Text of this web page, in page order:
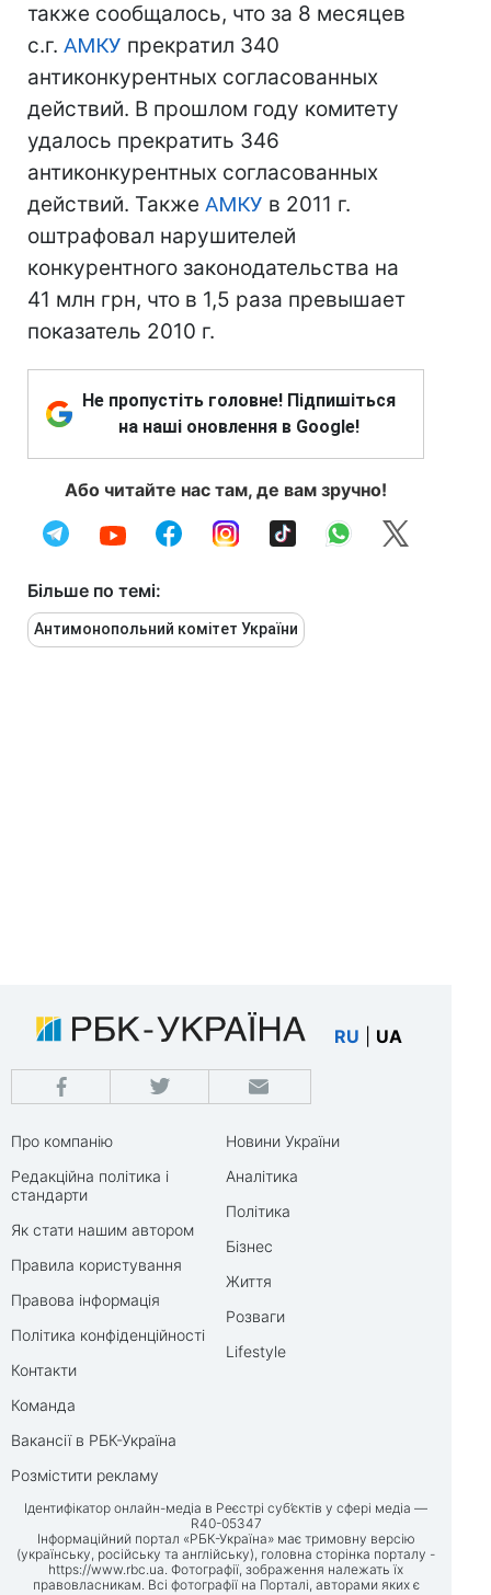
также сообщалось, что за 8 месяцев
с.г. АМКУ прекратил 340
антиконкурентных согласованных
действий. В прошлом году комитету
удалось прекратить 346
антиконкурентных согласованных
действий. Также АМКУ в 2011 г.
оштрафовал нарушителей
конкурентного законодательства на
41 млн грн, что в 1,5 раза превышает
показатель 2010 г.
Не пропустіть головне! Підпишіться
на наші оновлення в Google!
Або читайте нас там, де вам зручно!
Більше по темі:
Антимонопольний комітет України
RU UA
Про компанію
Редакційна політика і
стандарти
Як стати нашим автором
Правила користування
Правова інформація
Політика конфіденційності
Контакти
Команда
Вакансії в РБК-Україна
Розмістити рекламу
Новини України
Аналітика
Політика
Бізнес
Життя
Розваги
Lifestyle
Ідентифікатор онлайн-медіа в Реєстрі суб’єктів у сфері медіа —
R40-05347
Інформаційний портал «РБК-Україна» має тримовну версію
(українську, російську та англійську), головна сторінка порталу -
https://www.rbc.ua. Фотографії, зображення належать їх
правовласникам. Всі фотографії на Порталі, авторами яких є